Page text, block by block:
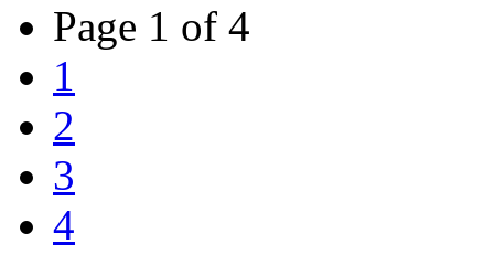
Page 1 of 4
1
2
3
4